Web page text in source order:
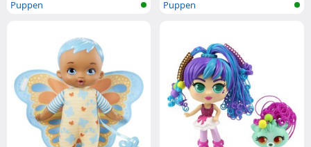
Puppen
Puppen